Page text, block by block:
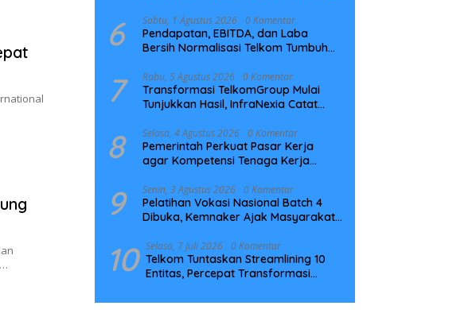
6 Sabtu, 1 Agustus 2026 0 Komentar
Pendapatan, EBITDA, dan Laba
Bersih Normalisasi Telkom Tumbuh
7 Rabu, 5 Agustus 2026 0 Komentar
Transformasi TelkomGroup Mulai
Tunjukkan Hasil, InfraNexia Catat
Digital Nasional
8 Selasa, 4 Agustus 2026 0 Komentar
Pemerintah Perkuat Pasar Kerja
agar Kompetensi Tenaga Kerja
9 Senin, 3 Agustus 2026 0 Komentar
Pelatihan Vokasi Nasional Batch 4
Dibuka, Kemnaker Ajak Masyarakat
10 Selasa, 7 Juli 2026 0 Komentar
Telkom Tuntaskan Streamlining 10
Entitas, Percepat Transformasi